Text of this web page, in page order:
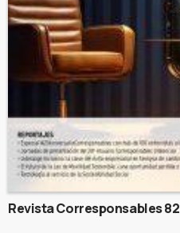
Revista Corresponsables 82